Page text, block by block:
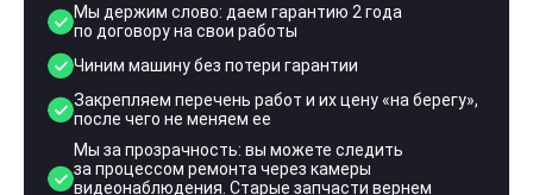
Мы держим слово: даем гарантию 2 года
по договору на свои работы
Чиним машину без потери гарантии
Закрепляем перечень работ и их цену «на берегу»,
после чего не меняем ее
Мы за прозрачность: вы можете следить
за процессом ремонта через камеры
видеонаблюдения. Старые запчасти вернем